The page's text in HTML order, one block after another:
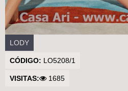
LODY
CÓDIGO: LO5208/1
VISITAS: 1685